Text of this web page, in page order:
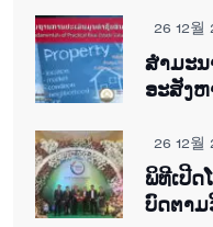
26 12월
ສຳມະ
ອະສັງ
26 12월
ພິ​ທີ​ເປີ
ບົດ​ຕາ